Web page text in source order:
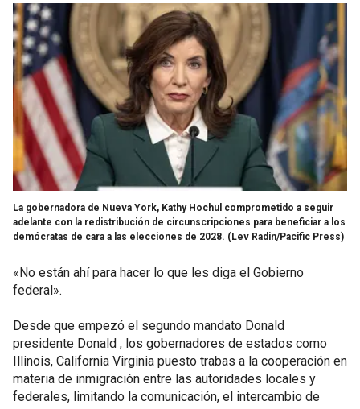
La gobernadora de Nueva York, Kathy Hochul comprometido a seguir
adelante con la redistribución de circunscripciones para beneficiar a los
demócratas de cara a las elecciones de 2028. (Lev Radin/Pacific Press)
«No están ahí para hacer lo que les diga el Gobierno
federal».
Desde que empezó el segundo mandato Donald
presidente Donald , los gobernadores de estados como
Illinois, California Virginia puesto trabas a la cooperación en
materia de inmigración entre las autoridades locales y
federales, limitando la comunicación, el intercambio de